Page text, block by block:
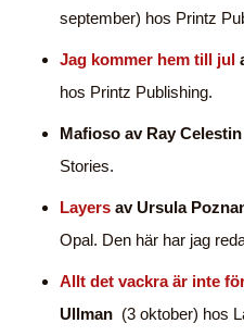
september) hos Printz
Jag kommer hem till jul
hos Printz Publishing.
Mafioso av Ray Celestin
Stories.
Layers av Ursula
Opal. Den här har jag
Allt det vackra är inte
Ullman (3 oktober) hos